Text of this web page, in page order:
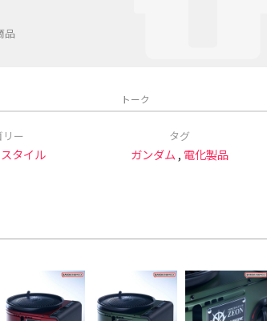
品
トーク
リー
タイル
タグ
ガンダム , 電化製品